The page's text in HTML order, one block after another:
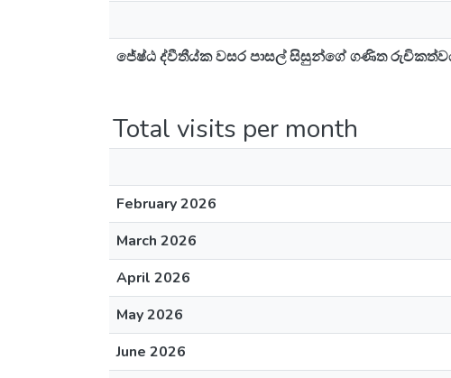
ජේෂ්ඨ ද්වීතීය්ක වසර පාසල් සිසුන්ගේ ගණිත
Total visits per month
February 2026
March 2026
April 2026
May 2026
June 2026